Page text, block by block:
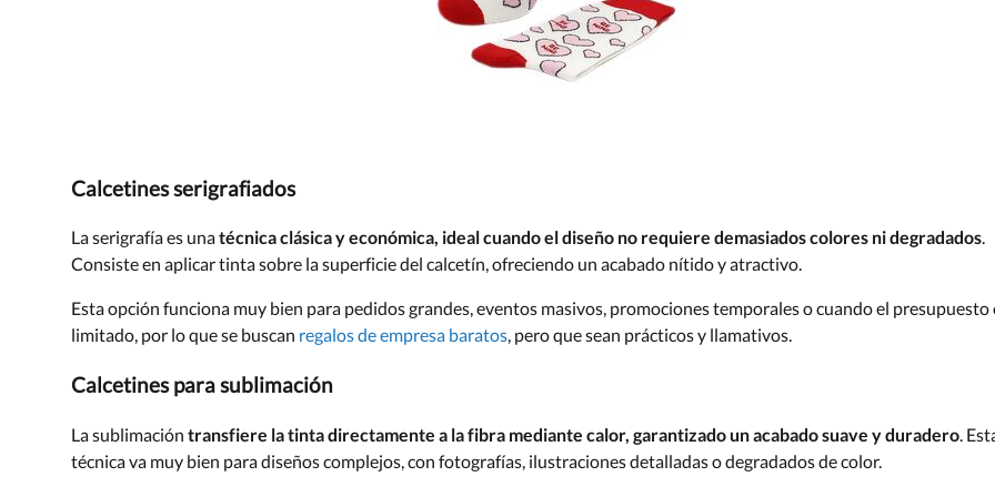
Calcetines serigrafiados
La serigrafía es unatécnica clásica y económica, ideal cuando el diseño no requiere demasiados colores ni degradados.
Consiste en aplicar tinta sobre la superficie del calcetín, ofreciendo un acabado nítido y atractivo.
Esta opción funciona muy bien para pedidos grandes, eventos masivos, promociones temporales o cuando el presupuesto
limitado, por lo que se buscan regalos de empresa baratos, pero que sean prácticos y llamativos.
Calcetines para sublimación
La sublimación transfiere la tinta directamente a la fibra mediante calor, garantizado un acabado suave y duradero .
técnica va muy bien para diseños complejos, con fotografías, ilustraciones detalladas o degradados de color.